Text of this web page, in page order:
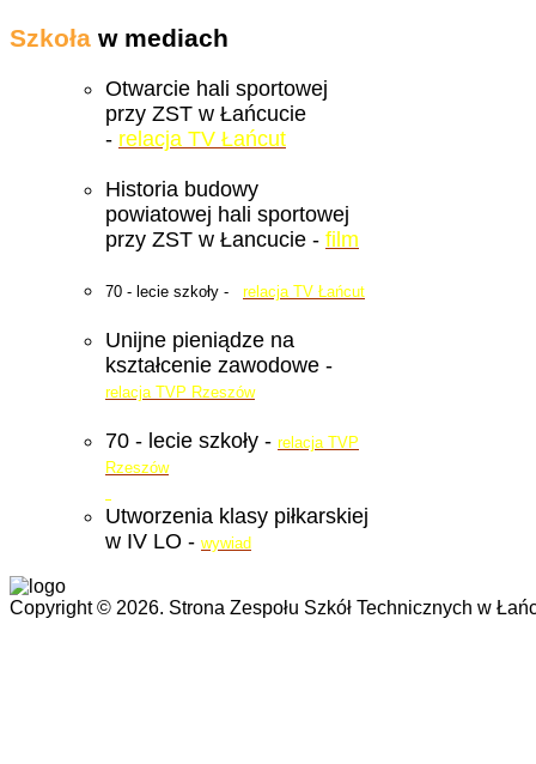
Szkoła w mediach
Otwarcie hali sportowej
przy ZST w Łańcucie
- relacja TV Łańcut
Historia budowy
powiatowej hali sportowej
przy ZST w Łancucie - film
70 - lecie szkoły - relacja TV Łańcut
Unijne pieniądze na
kształcenie zawodowe -
relacja TVP Rzeszów
70 - lecie szkoły - relacja TVP
Rzeszów
Utworzenia klasy piłkarskiej
w IV LO - wywiad
Copyright © 2026. Strona Zespołu Szkół Technicznych w